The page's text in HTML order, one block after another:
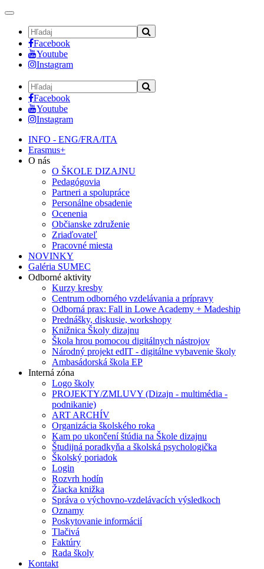
Toggle
navigation
Facebook
Youtube
Instagram
Facebook
Youtube
Instagram
INFO - ENG/FRA/ITA
Erasmus+
O nás
O ŠKOLE DIZAJNU
Pedagógovia
Partneri a spolupráce
Personálne obsadenie
Ocenenia
Občianske združenie
Zriaďovateľ
Pracovné miesta
NOVINKY
Galéria SUMEC
Odborné aktivity
Kurzy kresby
Centrum odborného vzdelávania a prípravy
Odborná prax: Fall in Lowe Academy + Madeship
Prednášky, diskusie, workshopy
Knižnica Školy dizajnu
Škola hrou pomocou digitálnych nástrojov
Národný projekt edIT - digitálne vybavenie školy
Ambasádorská škola EP
Interná zóna
Logo školy
PROJEKTY/ZMLUVY (Dizajn - multimédia -
podnikanie)
ART ARCHÍV
Organizácia školského roka
Kam po ukončení štúdia na Škole dizajnu
Študijná poradkyňa a školská psychologička
Školský poriadok
Login
Rozvrh hodín
Žiacka knižka
Správa o výchovno-vzdelávacích výsledkoch
Oznamy
Poskytovanie informácií
Tlačivá
Faktúry
Rada školy
Kontakt